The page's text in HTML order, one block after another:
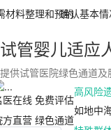
材料整理和预约确认基本
试管婴儿适应
提供试管医院绿色通道及
医在线 免费评估
方直营 绿色通道
高风险
如地中